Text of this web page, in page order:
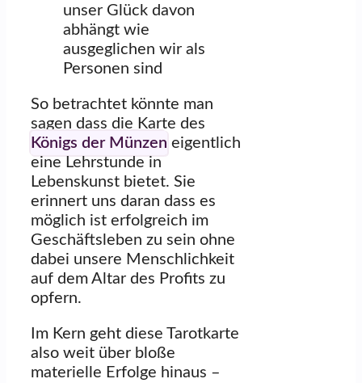
unser Glück davon
abhängt wie
ausgeglichen wir als
Personen sind
So betrachtet könnte man
sagen dass die Karte des
Königs der Münzen eigentlich
eine Lehrstunde in
Lebenskunst bietet. Sie
erinnert uns daran dass es
möglich ist erfolgreich im
Geschäftsleben zu sein ohne
dabei unsere Menschlichkeit
auf dem Altar des Profits zu
opfern.
Im Kern geht diese Tarotkarte
also weit über bloße
materielle Erfolge hinaus –